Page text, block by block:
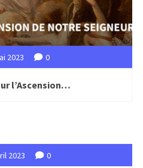
2023 0
l’Ascension…
2023 0